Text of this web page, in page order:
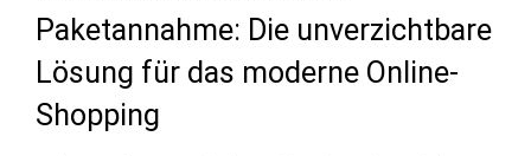
Paketannahme: Die unverzichtbare
Lösung für das moderne Online-
Shopping